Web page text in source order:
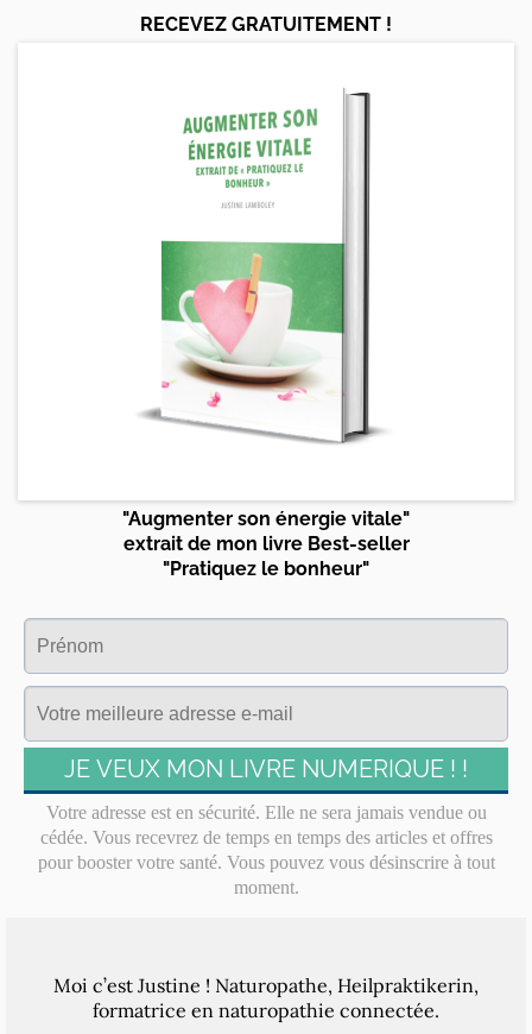
RECEVEZ GRATUITEMENT !
"Augmenter son énergie vitale"
extrait de mon livre Best-seller
"Pratiquez le bonheur"
JE VEUX MON LIVRE NUMERIQUE ! !
Votre adresse est en sécurité. Elle ne sera jamais vendue ou
cédée. Vous recevrez de temps en temps des articles et offres
pour booster votre santé. Vous pouvez vous désinscrire à tout
moment.
Moi c’est Justine ! Naturopathe, Heilpraktikerin,
formatrice en naturopathie connectée.